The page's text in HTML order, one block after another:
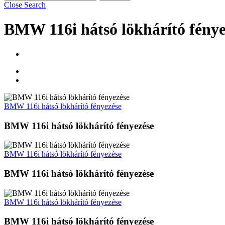
Close Search
BMW 116i hátsó lökhárító
BMW 116i hátsó lökhárító fényezése
BMW 116i hátsó lökhárító fényezése
BMW 116i hátsó lökhárító fényezése
BMW 116i hátsó lökhárító fényezése
BMW 116i hátsó lökhárító fényezése
BMW 116i hátsó lökhárító fényezése